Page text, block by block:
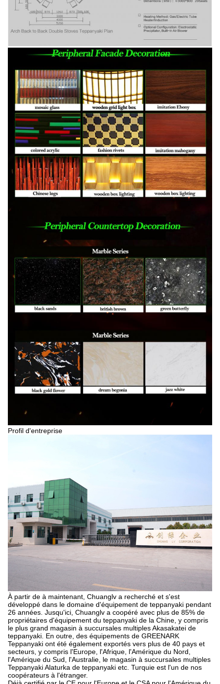
Profil d'entreprise
À partir de à maintenant, Chuanglv a recherché et s'est
développé dans le domaine d'équipement de teppanyaki pendant
26 années. Jusqu'ici, Chuanglv a coopéré avec plus de 85% de
propriétaires d'équipement du teppanyaki de la Chine, y compris
le plus grand magasin à succursales multiples Akasakatei de
teppanyaki. En outre, des équipements de GREENARK
Teppanyaki ont été également exportés vers plus de 40 pays et
secteurs, y compris l'Europe, l'Afrique, l'Amérique du Nord,
l'Amérique du Sud, l'Australie, le magasin à succursales multiples
Teppanyaki Alaturka de teppanyaki etc. Turquie est l'un de nos
coopérateurs à l'étranger.